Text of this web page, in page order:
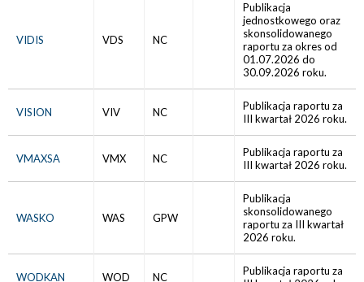
VIDIS VDS NC
Publikacja
jednostkowego oraz
skonsolidowanego
raportu za okres od
01.07.2026 do
30.09.2026 roku.
VISION VIV NC
Publikacja raportu za
III kwartał 2026 roku.
VMAXSA VMX NC
Publikacja raportu za
III kwartał 2026 roku.
WASKO WAS GPW
Publikacja
skonsolidowanego
raportu za III kwartał
2026 roku.
WODKAN WOD NC
Publikacja raportu za